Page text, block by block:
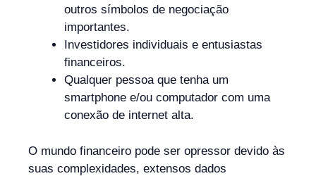
outros símbolos de negociação
importantes.
Investidores individuais e entusiastas
financeiros.
Qualquer pessoa que tenha um
smartphone e/ou computador com uma
conexão de internet alta.
O mundo financeiro pode ser opressor devido às
suas complexidades, extensos dados